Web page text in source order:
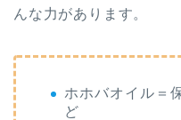
んな力があります。
ホホバオイル＝
ど